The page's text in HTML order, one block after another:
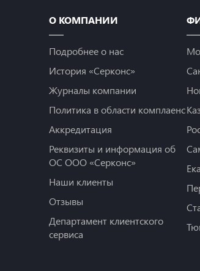
О КОМПАНИИ
Подробнее о нас
История «Серконс»
Журналы компании
Политика в области комплаенс
Аккредитация
Реквизиты и информация об
ОС ООО «Серконс»
Наши клиенты
Отзывы
Департамент клиентского
сервиса